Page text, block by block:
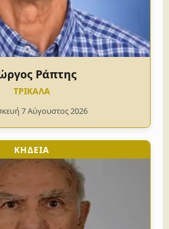
Ράπτης
ΤΡΙΚΑΛΑ
7 Αύγουστος 2026
ΚΗΔΕΙΑ